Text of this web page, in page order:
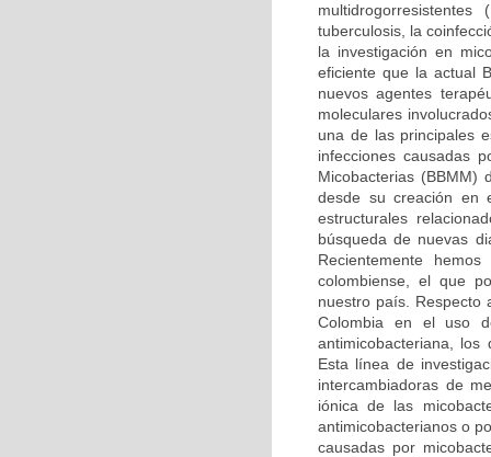
tuberculosis, la
la investigación en
eficiente que la actual
nuevos agentes
moleculares
una de las principales
infecciones causadas
Micobacterias (BBMM)
desde su creación en
estructurales
búsqueda de nuevas
Recientemente
colombiense, el que
nuestro país. Respecto
Colombia en el uso
antimicobacteriana,
Esta línea de
intercambiadoras de
iónica de las
antimicobacterianos o
causadas por